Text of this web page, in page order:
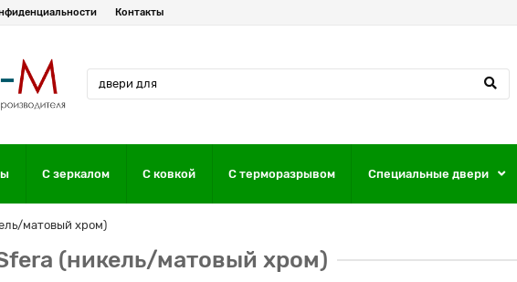
Контакты
С зеркалом С ковкой С терморазрывом Специальные двери
матовый хром)
(никель/матовый хром)